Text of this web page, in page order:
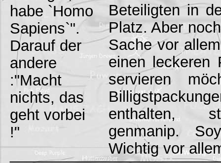
habe `Homo
Sapiens`".
Darauf der
andere
:"Macht
nichts, das
geht vorbei
!"
Beteiligten in
Platz. Aber
Sache vor
einen leckeren
servieren
enthalten,
genmanip.
Wichtig vor